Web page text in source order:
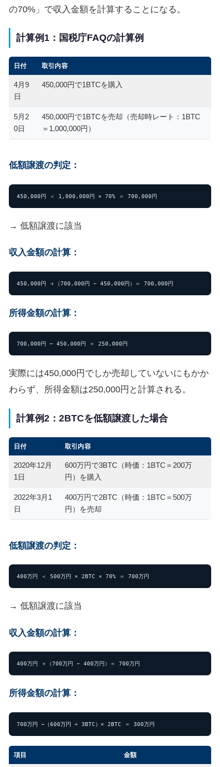
の70%」で収入金額を計算することになる。
計算例1：国税庁FAQの計算例
日付 取引内容
4月9
日
450,000円で1BTCを購入
5月2
0日
450,000円で1BTCを売却（売却時レート：1BTC
＝1,000,000円）
低額譲渡の判定：
450,000円 ＜ 1,000,000円 × 70% ＝ 700,000円
→ 低額譲渡に該当
収入金額の計算：
450,000円 ＋（700,000円 − 450,000円）＝ 700,000円
所得金額の計算：
700,000円 − 450,000円 ＝ 250,000円
実際には450,000円でしか売却していないにもかか
わらず、所得金額は250,000円と計算される。
計算例2：2BTCを低額譲渡した場合
日付 取引内容
2020年12月
1日
600万円で3BTC（時価：1BTC＝200万
円）を購入
2022年3月1
日
400万円で2BTC（時価：1BTC＝500万
円）を売却
低額譲渡の判定：
400万円 ＜ 500万円 × 2BTC × 70% ＝ 700万円
→ 低額譲渡に該当
収入金額の計算：
400万円 ＋（700万円 − 400万円）＝ 700万円
所得金額の計算：
700万円 −（600万円 ÷ 3BTC）× 2BTC ＝ 300万円
項目 金額